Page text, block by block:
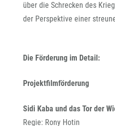
über die Schrecken des
der Perspektive einer
Die Förderung im Detail:
Projektfilmförderung
Sidi Kaba und das Tor der
Regie: Rony Hotin